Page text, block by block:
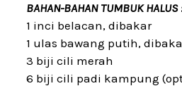
BAHAN-BAHAN TUMBUK HALUS
1 inci belacan, dibakar
1 ulas bawang putih,
3 biji cili merah
6 biji cili padi kampung